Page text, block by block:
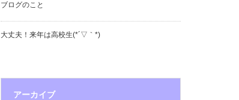
ブログのこと
大丈夫！来年は高校生(*´▽｀*)
アーカイブ